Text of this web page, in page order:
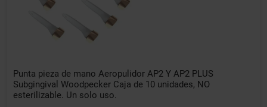
Punta pieza de mano Aeropulidor AP2 Y AP2 PLUS
Subgingival Woodpecker Caja de 10 unidades, NO
esterilizable. Un solo uso.